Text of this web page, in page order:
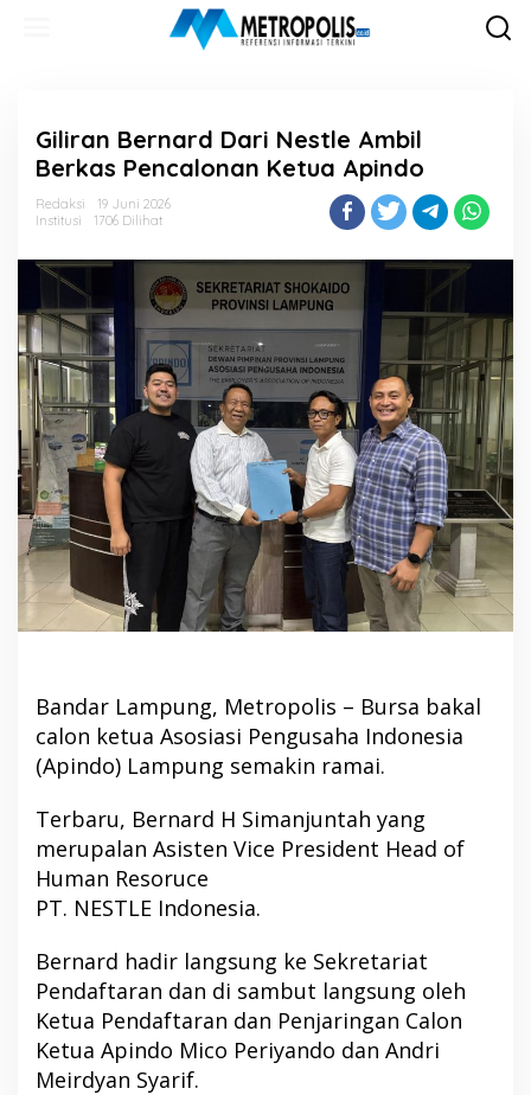
Giliran Bernard Dari Nestle Ambil
Berkas Pencalonan Ketua Apindo
Redaksi
19 Juni 2026
Institusi
1706 Dilihat
Bandar Lampung, Metropolis – Bursa bakal
calon ketua Asosiasi Pengusaha Indonesia
(Apindo) Lampung semakin ramai.
Terbaru, Bernard H Simanjuntah yang
merupalan Asisten Vice President Head of
Human Resoruce
PT. NESTLE Indonesia.
Bernard hadir langsung ke Sekretariat
Pendaftaran dan di sambut langsung oleh
Ketua Pendaftaran dan Penjaringan Calon
Ketua Apindo Mico Periyando dan Andri
Meirdyan Syarif.